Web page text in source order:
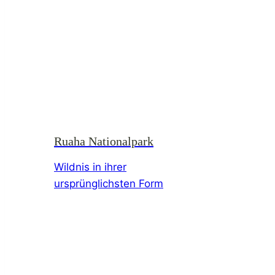
Ruaha Nationalpark
Wildnis in ihrer
ursprünglichsten Form